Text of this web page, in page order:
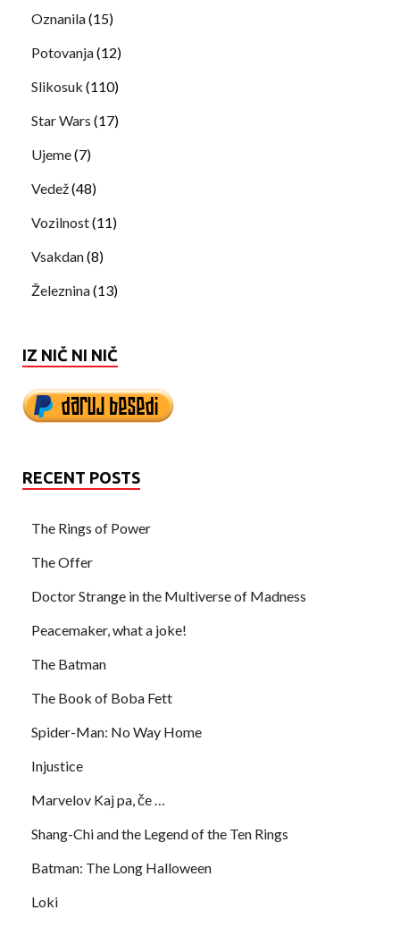
Oznanila(15)
Potovanja(12)
Slikosuk (110)
Star Wars (17)
Ujeme(7)
Vedež(48)
Vozilnost(11)
Vsakdan(8)
Železnina(13)
IZ NIČ NI NIČ
RECENT POSTS
The Rings of Power
The Offer
Doctor Strange in the Multiverse of Madness
Peacemaker, what a joke!
The Batman
The Book of Boba Fett
Spider-Man: No Way Home
Injustice
Marvelov Kaj pa, če …
Shang-Chi and the Legend of the Ten Rings
Batman: The Long Halloween
Loki